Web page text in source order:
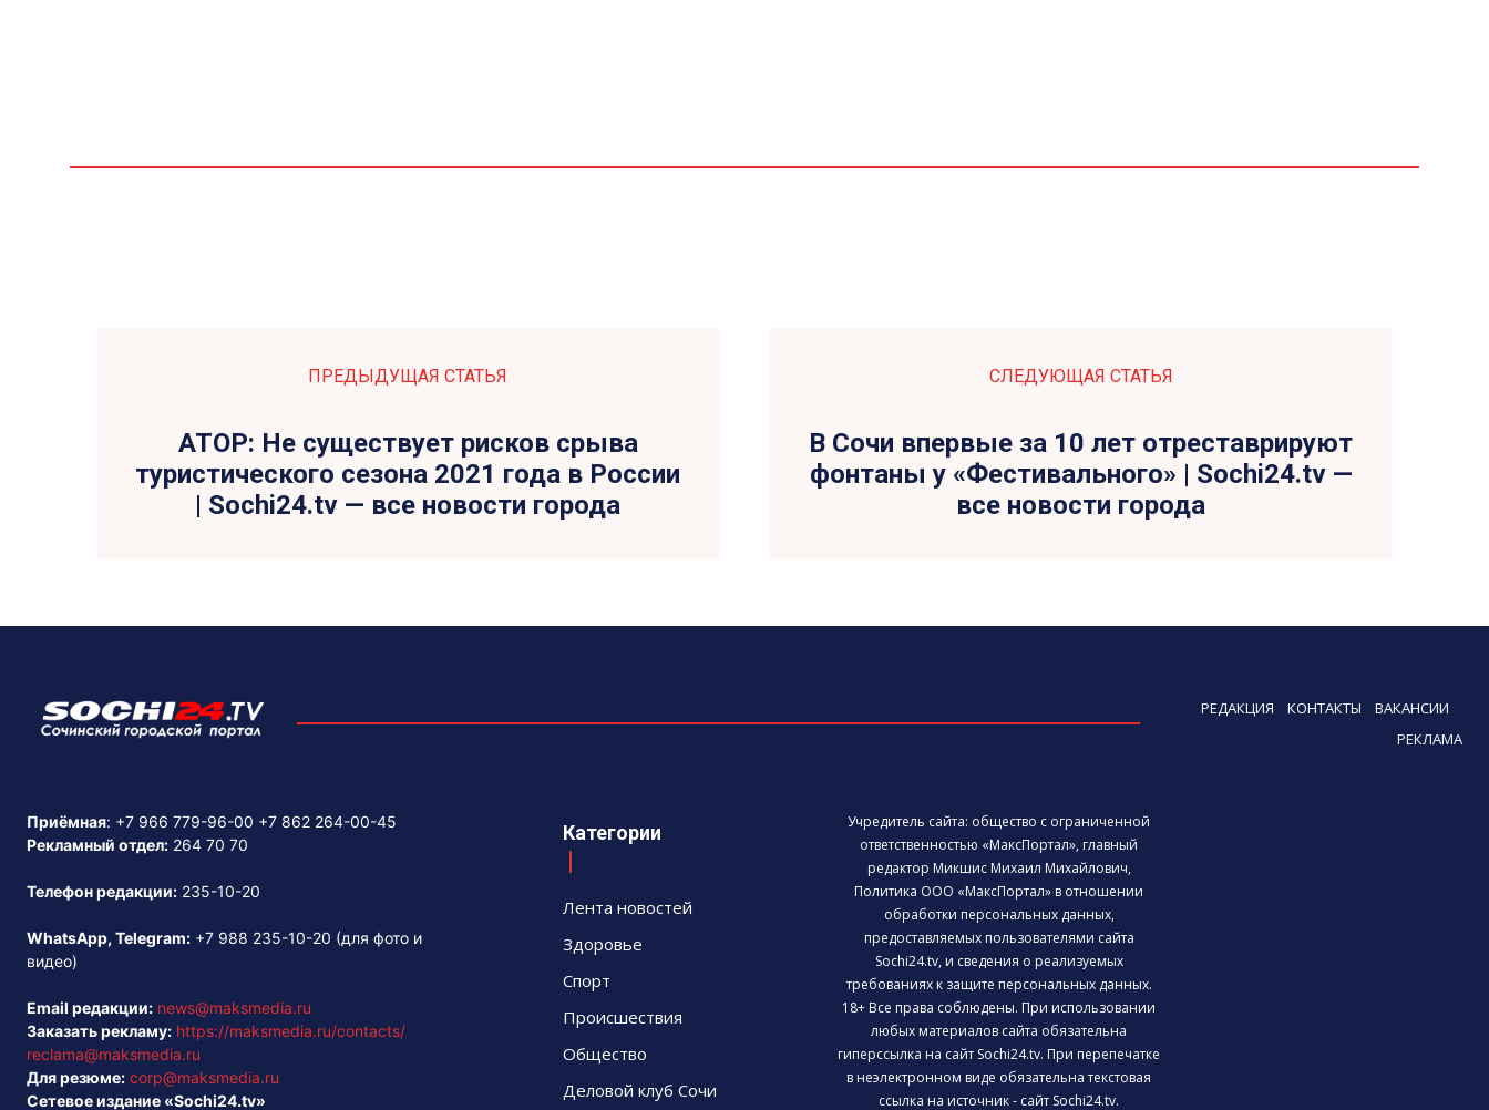
ПРЕДЫДУЩАЯ СТАТЬЯ
АТОР: Не существует рисков срыва
туристического сезона 2021 года в России
| Sochi24.tv — все новости города
СЛЕДУЮЩАЯ СТАТЬЯ
В Сочи впервые за 10 лет отреставрируют
фонтаны у «Фестивального» | Sochi24.tv —
все новости города
РЕДАКЦИЯ КОНТАКТЫ
ВАКАНСИИ
РЕКЛАМА
Приёмная: +7 966 779-96-00 +7 862 264-00-45
Рекламный отдел: 264 70 70
Телефон редакции: 235-10-20
WhatsApp, Telegram: +7 988 235-10-20 (для фото и
видео)
Email редакции: news@maksmedia.ru
Заказать рекламу: https://maksmedia.ru/contacts/
reclama@maksmedia.ru
Для резюме: corp@maksmedia.ru
Сетевое издание «Sochi24.tv»
Категории
Лента новостей
Здоровье
Спорт
Происшествия
Общество
Деловой клуб Сочи
Учредитель сайта: общество с ограниченной
ответственностью «МаксПортал», главный
редактор Микшис Михаил Михайлович,
Политика ООО «МаксПортал» в отношении
обработки персональных данных,
предоставляемых пользователями сайта
Sochi24.tv, и сведения о реализуемых
требованиях к защите персональных данных.
18+ Все права соблюдены. При использовании
любых материалов сайта обязательна
гиперссылка на сайт Sochi24.tv. При перепечатке
в неэлектронном виде обязательна текстовая
ссылка на источник - сайт Sochi24.tv.